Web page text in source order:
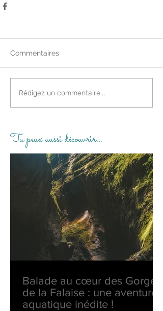
Commentaires
Rédigez un commentaire...
Tu peux aussi découvrir…
Balade au cœur des Gorges
de la Falaise : une aventure
aquatique inédite !